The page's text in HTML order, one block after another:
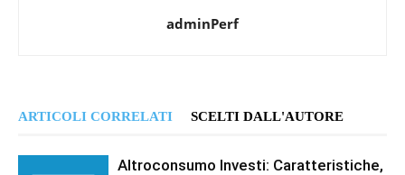
adminPerf
ARTICOLI CORRELATI SCELTI DALL'AUTORE
Altroconsumo Investi: Caratteristiche,